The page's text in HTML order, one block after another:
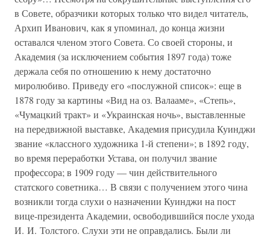
в Совете, образчики которых только что видел читатель,
Архип Иванович, как я упоминал, до конца жизни
оставался членом этого Совета. Со своей стороны, и
Академия (за исключением события 1897 года) тоже
держала себя по отношению к нему достаточно
миролюбиво. Приведу его «послужной список»: еще в
1878 году за картины «Вид на оз. Валааме», «Степь»,
«Чумацкий тракт» и «Украинская ночь», выставленные
на передвижной выставке, Академия присудила Куинджи
звание «классного художника 1-й степени»; в 1892 году,
во время переработки Устава, он получил звание
профессора; в 1909 году — чин действительного
статского советника… В связи с получением этого чина
возникли тогда слухи о назначении Куинджи на пост
вице-президента Академии, освободившийся после ухода
И. И. Толстого. Слухи эти не оправдались. Были ли